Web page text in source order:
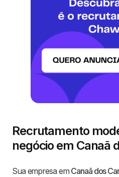
Recrutamento
negócio em Canaã
Sua empresa em Canaã dos